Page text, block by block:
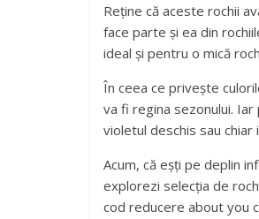
Reține că aceste rochii
face parte și ea din
ideal și pentru o mică
În ceea ce privește
va fi regina sezonului.
violetul deschis sau chiar
Acum, că eșți pe deplin
explorezi selecția de
cod reducere about you